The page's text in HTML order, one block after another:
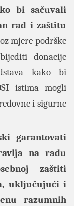
bi sačuvali
rad i zaštitu
mjere podrške
donacije
kako bi
istima mogli
i sigurne
garantovati
na radu
zaštiti
uključujući i
razumnih